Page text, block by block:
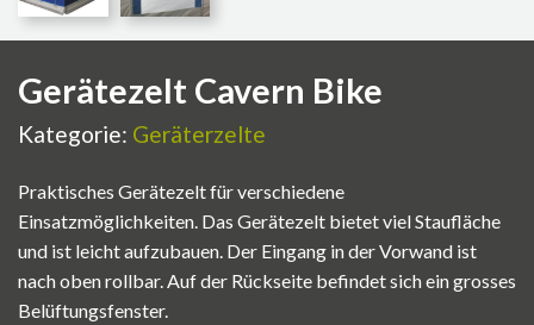
Gerätezelt Cavern Bike
Kategorie: Geräterzelte
Praktisches Gerätezelt für verschiedene
Einsatzmöglichkeiten. Das Gerätezelt bietet viel Staufläche
und ist leicht aufzubauen. Der Eingang in der Vorwand ist
nach oben rollbar. Auf der Rückseite befindet sich ein grosses
Belüftungsfenster.